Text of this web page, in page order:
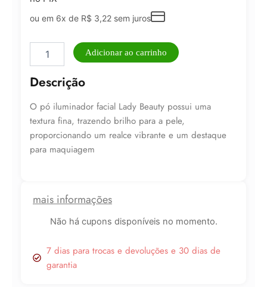
mais informações
Não há cupons disponíveis no momento.
7 dias para trocas e devoluções e 30 dias de
garantia
ou em 6x de R$ 3,22 sem juros
Iluminador
Lady
quantidade
Adicionar ao carrinho
Descrição
O pó iluminador facial Lady Beauty possui uma
textura fina, trazendo brilho para a pele,
proporcionando um realce vibrante e um destaque
para maquiagem